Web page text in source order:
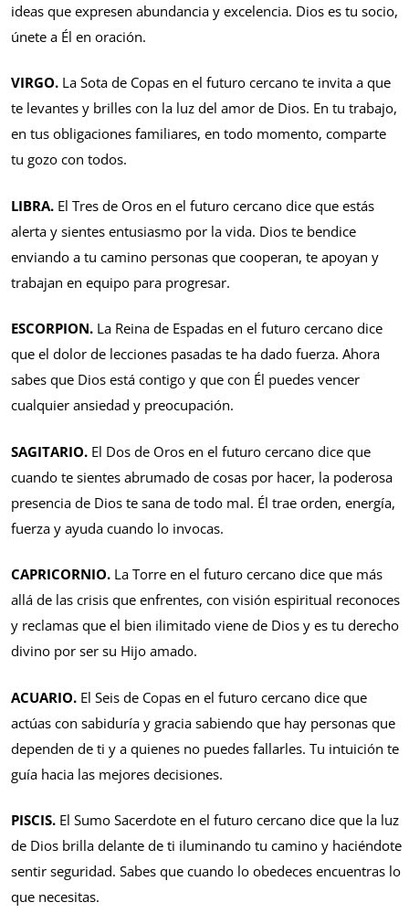
ideas que expresen abundancia y excelencia. Dios es tu socio,
únete a Él en oración.
VIRGO. La Sota de Copas en el futuro cercano te invita a que
te levantes y brilles con la luz del amor de Dios. En tu trabajo,
en tus obligaciones familiares, en todo momento, comparte
tu gozo con todos.
LIBRA. El Tres de Oros en el futuro cercano dice que estás
alerta y sientes entusiasmo por la vida. Dios te bendice
enviando a tu camino personas que cooperan, te apoyan y
trabajan en equipo para progresar.
ESCORPION. La Reina de Espadas en el futuro cercano dice
que el dolor de lecciones pasadas te ha dado fuerza. Ahora
sabes que Dios está contigo y que con Él puedes vencer
cualquier ansiedad y preocupación.
SAGITARIO. El Dos de Oros en el futuro cercano dice que
cuando te sientes abrumado de cosas por hacer, la poderosa
presencia de Dios te sana de todo mal. Él trae orden, energía,
fuerza y ayuda cuando lo invocas.
CAPRICORNIO. La Torre en el futuro cercano dice que más
allá de las crisis que enfrentes, con visión espiritual reconoces
y reclamas que el bien ilimitado viene de Dios y es tu derecho
divino por ser su Hijo amado.
ACUARIO. El Seis de Copas en el futuro cercano dice que
actúas con sabiduría y gracia sabiendo que hay personas que
dependen de ti y a quienes no puedes fallarles. Tu intuición te
guía hacia las mejores decisiones.
PISCIS. El Sumo Sacerdote en el futuro cercano dice que la luz
de Dios brilla delante de ti iluminando tu camino y haciéndote
sentir seguridad. Sabes que cuando lo obedeces encuentras lo
que necesitas.